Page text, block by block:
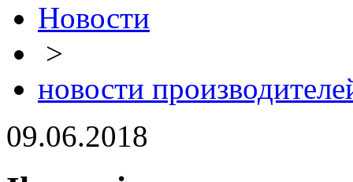
Новости
>
новости
09.06.2018